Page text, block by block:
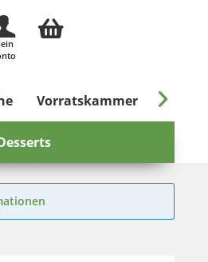
Vorratskammer Süßes
